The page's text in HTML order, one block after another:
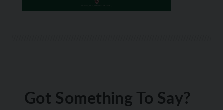
Got Something To Say?